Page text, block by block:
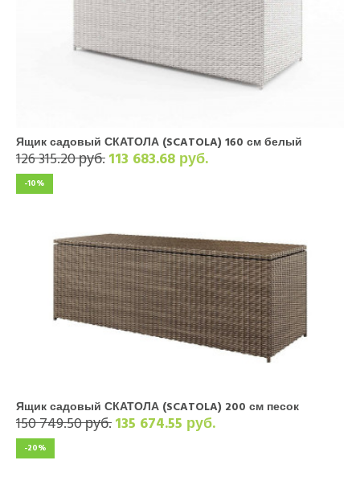
Ящик садовый СКАТОЛА (SCATOLA) 160 см белый
126 315.20 руб.113 683.68 руб.
-10%
Ящик садовый СКАТОЛА (SCATOLA) 200 см песок
150 749.50 руб.135 674.55 руб.
-20%